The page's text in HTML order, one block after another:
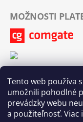
Tento web používa
umožnili pohodlné
prevádzky webu
a použiteľnosť. Viac
MOŽNOSTI